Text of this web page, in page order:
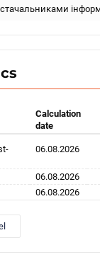
Calculation
date
06.08.2026
06.08.2026
06.08.2026